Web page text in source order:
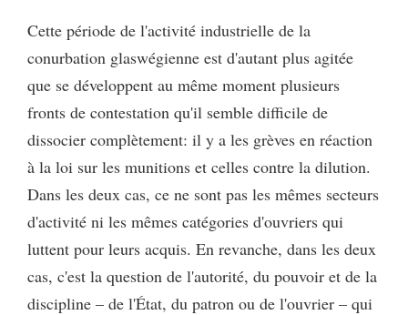
Cette période de l'activité industrielle de la
conurbation glaswégienne est d'autant plus agitée
que se développent au même moment plusieurs
fronts de contestation qu'il semble difficile de
dissocier complètement: il y a les grèves en réaction
à la loi sur les munitions et celles contre la dilution.
Dans les deux cas, ce ne sont pas les mêmes secteurs
d'activité ni les mêmes catégories d'ouvriers qui
luttent pour leurs acquis. En revanche, dans les deux
cas, c'est la question de l'autorité, du pouvoir et de la
discipline – de l'État, du patron ou de l'ouvrier – qui